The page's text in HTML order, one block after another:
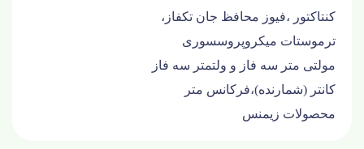
کنتاکتور ،فیوز محافظ جان تکفاز،
ترموستات میکروپروسسوری
مولتی متر سه فاز و ولتمتر سه فاز
کانتر (شمارنده)،فرکانس متر
محصولات زیمنس